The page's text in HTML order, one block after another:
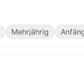
Mehrjährig